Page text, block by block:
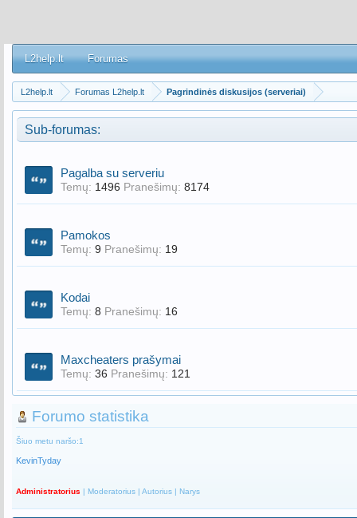
L2help.lt Forumas
L2help.lt Forumas L2help.lt Pagrindinės diskusijos (serveriai)
Sub-forumas:
Pagalba su serveriu
Temų: 1496 Pranešimų: 8174
Pamokos
Temų: 9 Pranešimų: 19
Kodai
Temų: 8 Pranešimų: 16
Maxcheaters prašymai
Temų: 36 Pranešimų: 121
Forumo statistika
Šiuo metu naršo:1
KevinTyday
Administratorius | Moderatorius | Autorius | Narys